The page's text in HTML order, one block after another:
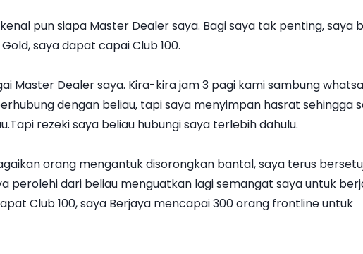
pun siapa Master Dealer saya. Bagi saya tak penting, saya
saya dapat capai Club 100.
Master Dealer saya. Kira-kira jam 3 pagi kami sambung
dengan beliau, tapi saya menyimpan hasrat sehingga
rezeki saya beliau hubungi saya terlebih dahulu.
orang mengantuk disorongkan bantal, saya terus
perolehi dari beliau menguatkan lagi semangat saya untuk
Club 100, saya Berjaya mencapai 300 orang frontline untuk